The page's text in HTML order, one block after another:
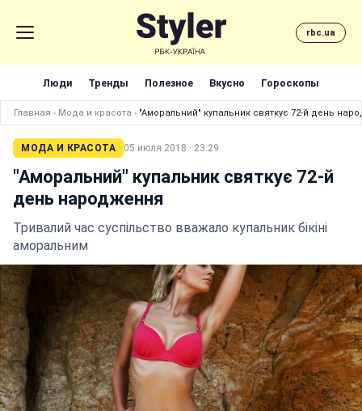
rbc.ua
Люди Тренды Полезное Вкусно Гороскопы
Главная › Мода и красота › "Аморальний" купальник святкує 72-й день
МОДА И КРАСОТА 05 июля 2018 · 23:29
"Аморальний" купальник святкує 72-й
день народження
Тривалий час суспільство вважало купальник бікіні
аморальним